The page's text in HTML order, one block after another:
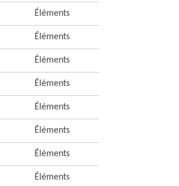
Éléments
Éléments
Éléments
Éléments
Éléments
Éléments
Éléments
Éléments